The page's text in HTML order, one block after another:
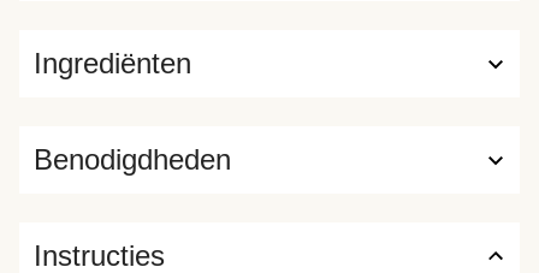
Ingrediënten
Benodigdheden
Instructies